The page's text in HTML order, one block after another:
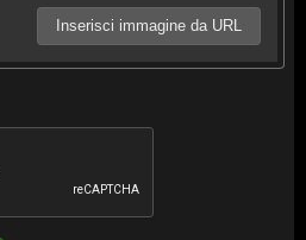
Inserisci immagine da URL